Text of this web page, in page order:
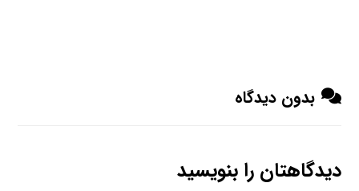
بدون دیدگاه
دیدگاهتان را بنویسید